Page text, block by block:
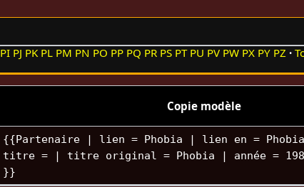
PI PJ PK PL PM PN PO PP PQ PR PS PT PU PV PW PX PY PZ
Copie modèle
{{Partenaire | lien = Phobia | lien en =
titre = | titre original = Phobia | année =
}}